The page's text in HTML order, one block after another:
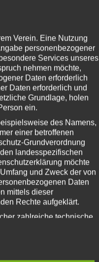
Verein. Eine Nutzung
personenbezogener
Services unseres
nehmen möchte,
Daten erforderlich
Daten erforderlich und
Grundlage, holen
ein.
des Namens,
einer betroffenen
Grundverordnung
landesspezifischen
möchte
und Zweck der von
Daten
mittels dieser
Rechte aufgeklärt.
zahlreiche technische
können